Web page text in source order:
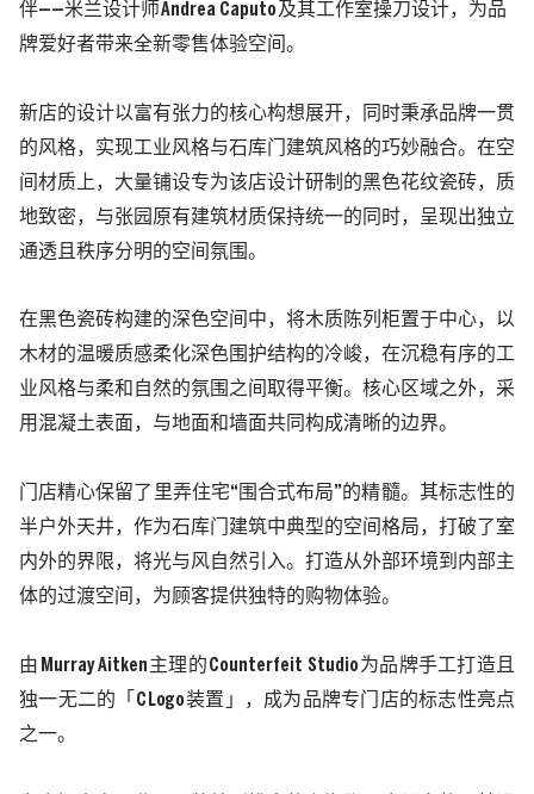
伴——米兰设计师Andrea Caputo及其工作室操刀设计，为品
牌爱好者带来全新零售体验空间。
新店的设计以富有张力的核心构想展开，同时秉承品牌一贯
的风格，实现工业风格与石库门建筑风格的巧妙融合。在空
间材质上， 大量铺设专为该店设计研制 的黑色花纹瓷砖，质
地致密，与张园原有 建筑材质保持统一的同时，呈现出独立
通透且秩序分明的空间氛围。
在黑色瓷砖构建的深色空间中，将木质陈列柜置于中心， 以
木材的温暖质感柔化深色围护结构的冷峻，在沉稳有序的工
业风格与柔和自然的氛围之间取得平衡。核心区域之外，采
用混凝土表面，与地面和墙面共同构成清晰的边界。
门店精心保留了里弄住宅“围合式布局” 的精髓。其标志性的
半户外天井，作为石库门建筑中典型的空间 格局 ，打破了室
内外的界限，将光与风自然引入。 打造从外部环境到内部主
体的过渡空间，为顾客提供独特的购物体验。
由 Murray Aitken 主理的 Counterfeit Studio为品牌手工打造且
独一无二的 「 C Logo装置」 ， 成为品牌专门店的标志性亮点
之一。